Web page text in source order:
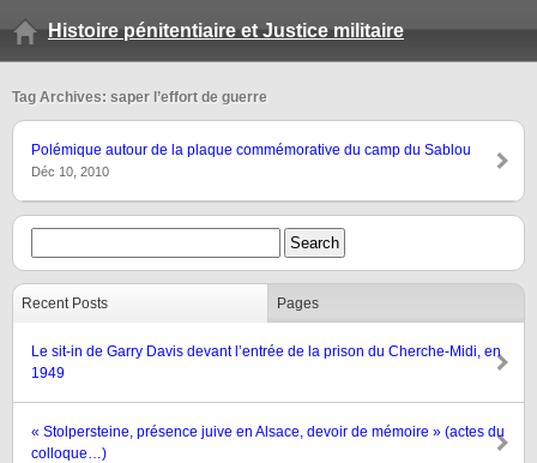
Histoire pénitentiaire et Justice militaire
Tag Archives: saper l’effort de guerre
Polémique autour de la plaque commémorative du camp du Sablou
Déc 10, 2010
Recent Posts Pages
Le sit-in de Garry Davis devant l’entrée de la prison du Cherche-Midi, en
1949
« Stolpersteine, présence juive en Alsace, devoir de mémoire » (actes du
colloque…)